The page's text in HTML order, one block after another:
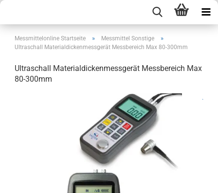
Messmittelonline Startseite » Messmittel Sonstige »
Ultraschall Materialdickenmessgerät Messbereich Max 80-300mm
Ultraschall Materialdickenmessgerät Messbereich Max
80-300mm
.